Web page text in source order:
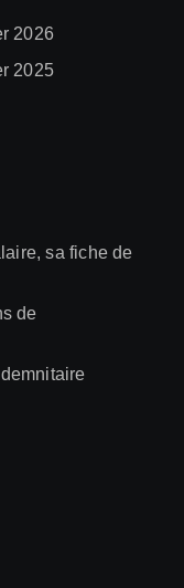
2026
2025
sa fiche de
de